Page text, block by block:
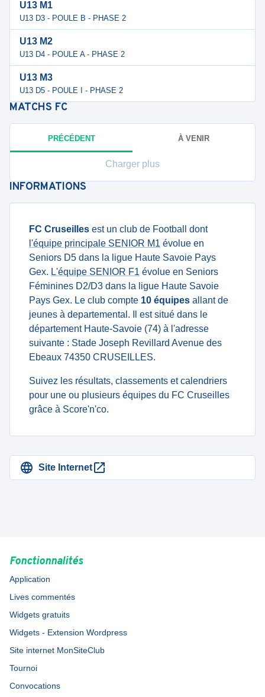
U13 M1
U13 D3 - POULE B - PHASE 2
U13 M2
U13 D4 - POULE A - PHASE 2
U13 M3
U13 D5 - POULE I - PHASE 2
MATCHS FC
PRÉCÉDENT À VENIR
Charger plus
INFORMATIONS
FC Cruseilles est un club de Football dont
l'équipe principale SENIOR M1 évolue en
Seniors D5 dans la ligue Haute Savoie Pays
Gex. L'équipe SENIOR F1 évolue en Seniors
Féminines D2/D3 dans la ligue Haute Savoie
Pays Gex. Le club compte 10 équipes allant de
jeunes à departemental. Il est situé dans le
département Haute-Savoie (74) à l'adresse
suivante : Stade Joseph Revillard Avenue des
Ebeaux 74350 CRUSEILLES.
Suivez les résultats, classements et calendriers
pour une ou plusieurs équipes du FC Cruseilles
grâce à Score'n'co.
Site Internet
Fonctionnalités
Application
Lives commentés
Widgets gratuits
Widgets - Extension Wordpress
Site internet MonSiteClub
Tournoi
Convocations